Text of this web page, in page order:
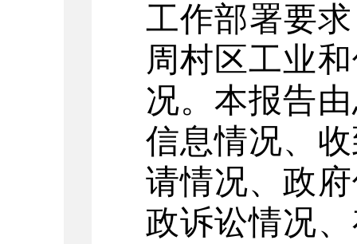
工作部署要
周村区工业
况。本报告
信息情况、
请情况、政
政诉讼情况